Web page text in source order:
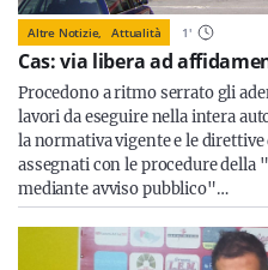
Altre Notizie, Attualità 1'
Cas: via libera ad
Procedono a ritmo serrato gli
lavori da eseguire nella intera
la normativa vigente e le
assegnati con le procedure
mediante avviso pubblico"…